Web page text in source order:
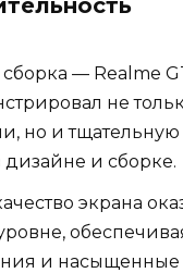
— Realme
не
но и
дизайне и сборке.
экрана
и насыщенные